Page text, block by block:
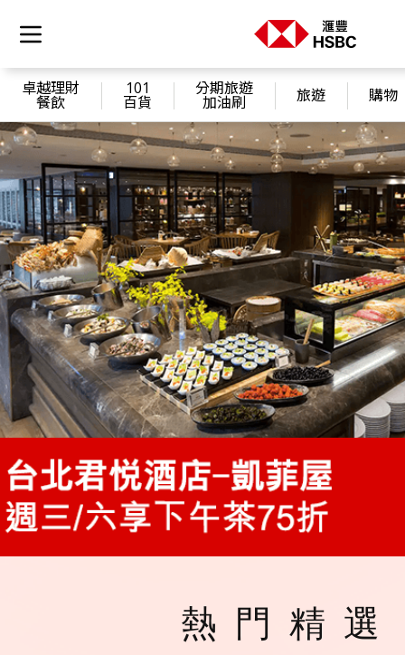
熱門精選
卓越理財
餐飲
101
百貨
分期旅遊
加油刷 旅遊 購物